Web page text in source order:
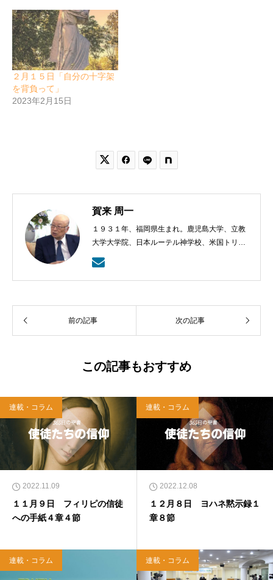
２月１５日「自分の十字架
を背負って」
2023年2月15日
 
賀来 周一
１９３１年、福岡県生まれ。鹿児島大学、立教
大学大学院、日本ルーテル神学校、米国トリニ
ティー・ルーテル神学校卒業。日本福音ルーテ
ル教会牧師として、京都賀茂川、東京、札幌、
武蔵野教会を牧会。その後、ルーテル学院大学
前の記事
次の記事
この記事もおすすめ
連載・コラム
2022.11.09
１１月９日 フィリピの信徒
への手紙４章４節
連載・コラム
2022.12.08
１２月８日 ヨハネ黙示録１
章８節
連載・コラム 連載・コラム